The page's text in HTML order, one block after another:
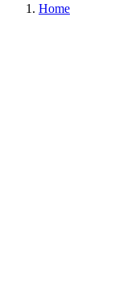
Home